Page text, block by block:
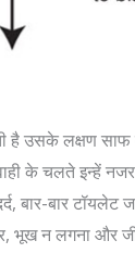
है उसके लक्षण
के चलते इन्हें
बार टॉयलेट
न लगना और जी